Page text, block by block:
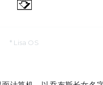
* Lisa OS